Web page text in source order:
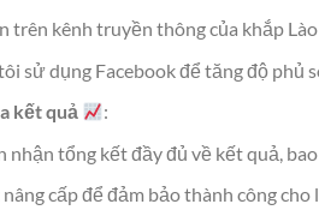
trên kênh truyền thông của khắp
sử dụng Facebook để tăng độ phủ
kết quả
:
nhận tổng kết đầy đủ về kết quả,
cấp để đảm bảo thành công